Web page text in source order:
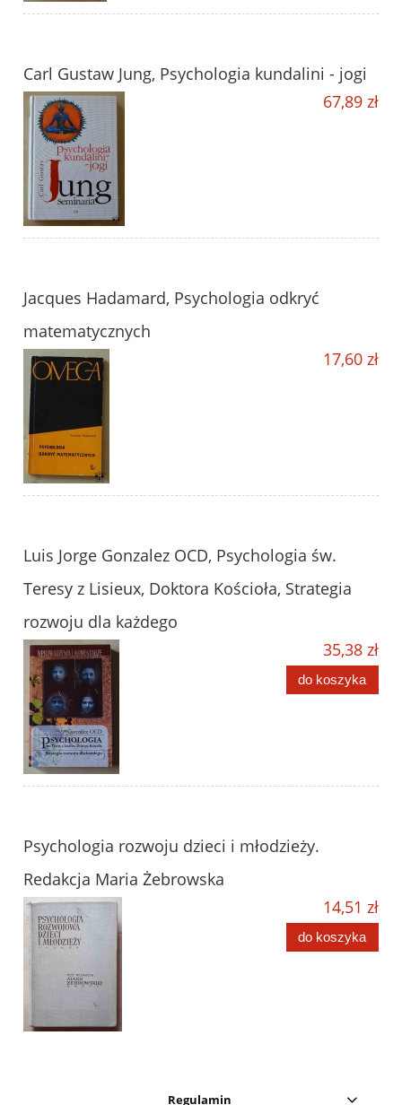
Carl Gustaw Jung, Psychologia kundalini - jogi
67,89 zł
Jacques Hadamard, Psychologia odkryć
matematycznych
17,60 zł
Luis Jorge Gonzalez OCD, Psychologia św.
Teresy z Lisieux, Doktora Kościoła, Strategia
rozwoju dla każdego
35,38 zł
do koszyka
Psychologia rozwoju dzieci i młodzieży.
Redakcja Maria Żebrowska
14,51 zł
do koszyka
Regulamin